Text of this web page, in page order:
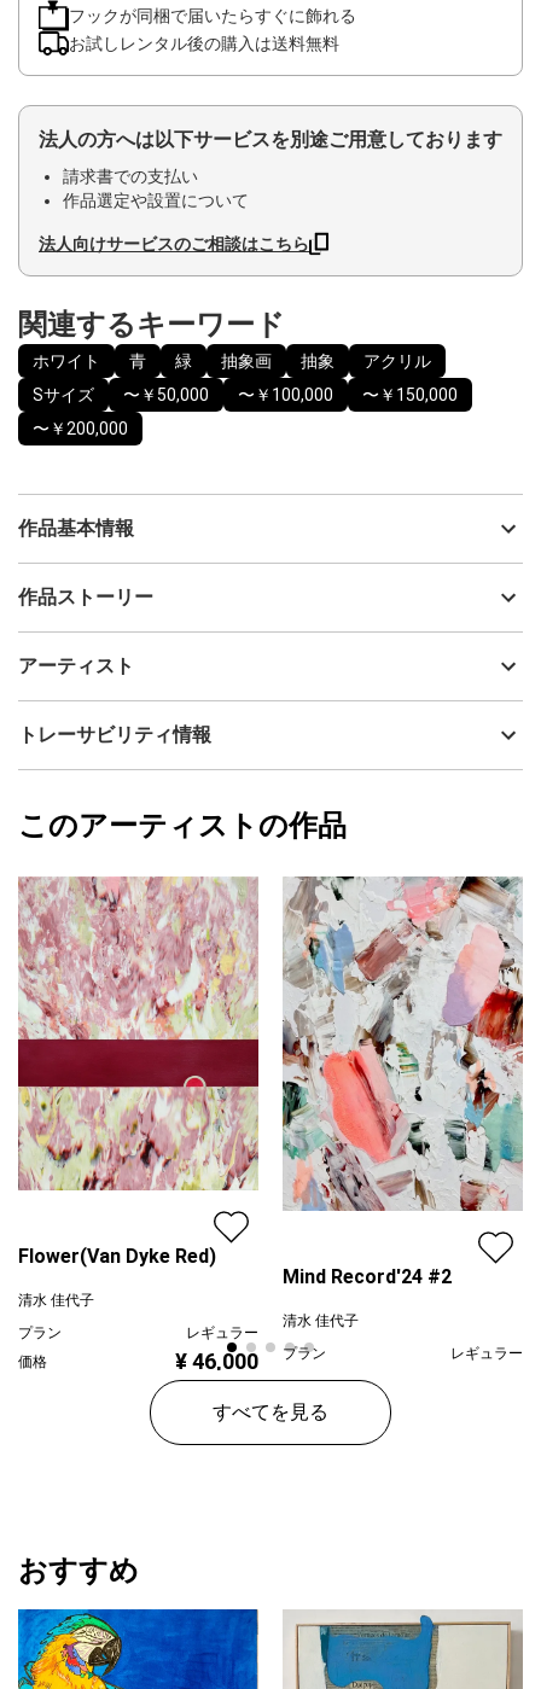
フックが同梱で届いたらすぐに飾れる
お試しレンタル後の購入は送料無料
法人の方へは以下サービスを別途ご用意しております
請求書での支払い
作品選定や設置について
法人向けサービスのご相談はこちら
関連するキーワード
ホワイト 青 緑 抽象画 抽象
アクリル
Sサイズ
〜￥50,000 〜￥100,000
〜￥150,000
〜￥200,000
作品基本情報
出品者
制作年
アクリル
カラー
ホワイト
ジャンル
抽象画
配送目安
二週間以内
作品ストーリー
子どもの私と指先を触れ合わせながら、あらゆる「感覚」を頼り
に、その瞬間の衝動や感覚を絵として刻んでいます。
画面の中で感じる純粋な喜びや無邪気な思いつき、確かな幸福
感、
そして振り絞ったエネルギーがまるで伝染するかのように——
見てくれた人や手に取ってくれた人の心に、そっと届くことを願
っています。
アーティスト
清水 佳代子
フォローする
トレーサビリティ情報
清水 佳代子
このアーティストの作品
Flower(Van Dyke Red)
清水 佳代子
プラン
レギュラー
価格
¥ 46,000
Mind Record'24 #2
清水 佳代子
プラン
レギュラー
価格
すべてを見る
おすすめ